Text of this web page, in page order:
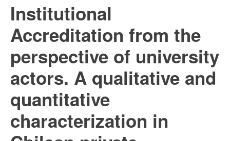
Institutional
Accreditation from the
perspective of university
actors. A qualitative and
quantitative
characterization in